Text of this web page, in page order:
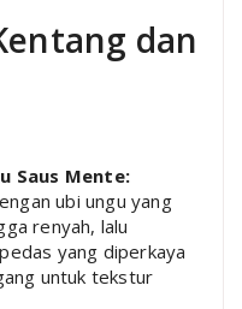
dan
Saus Mente:
ubi ungu yang
renyah, lalu
yang diperkaya
untuk tekstur